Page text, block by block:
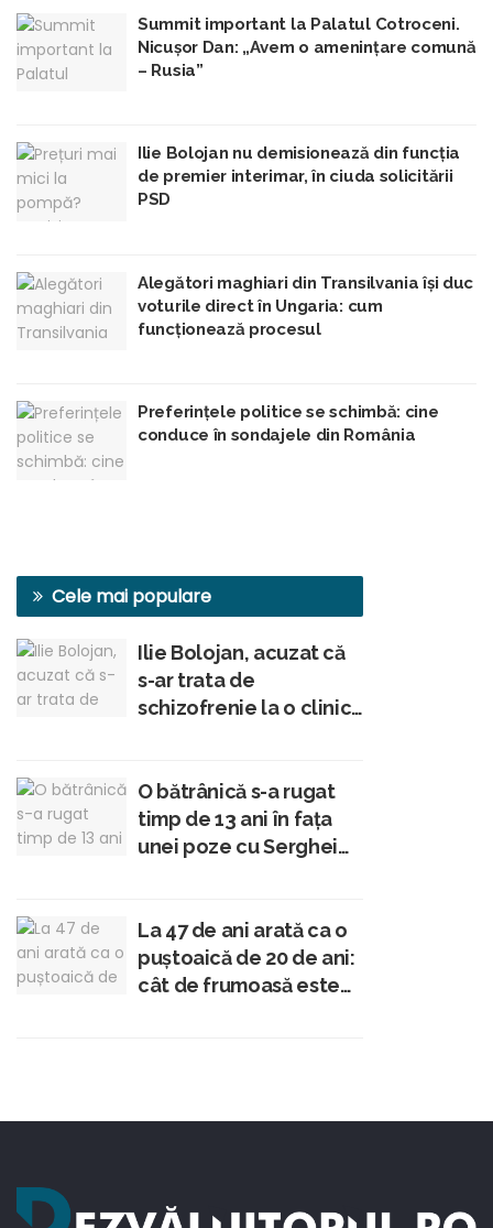
Summit important la Palatul Cotroceni.
Nicușor Dan: „Avem o amenințare comună
– Rusia”
Ilie Bolojan nu demisionează din funcția
de premier interimar, în ciuda solicitării
PSD
Alegători maghiari din Transilvania își duc
voturile direct în Ungaria: cum
funcționează procesul
Preferințele politice se schimbă: cine
conduce în sondajele din România
Cele mai populare
Ilie Bolojan, acuzat că
s-ar trata de
schizofrenie la o clinică
Române
O bătrânică s-a rugat
timp de 13 ani în fața
unei poze cu Serghei
Hristos!”
La 47 de ani arată ca o
puștoaică de 20 de ani:
cât de frumoasă este